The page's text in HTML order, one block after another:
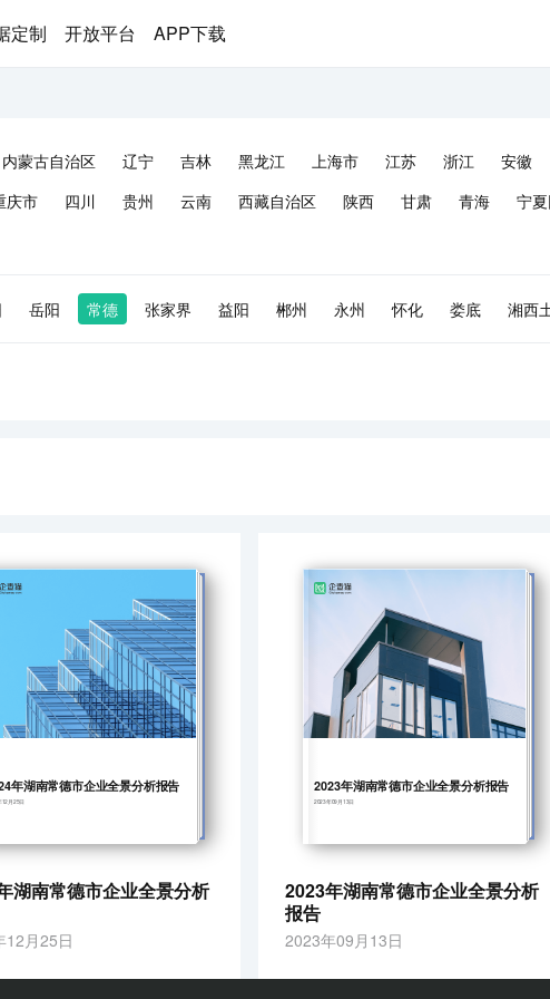
定制 开放平台 APP下载
内蒙古自治区 辽宁 吉林 黑龙江 上海市 江苏 浙江 安徽
庆市 四川 贵州 云南 西藏自治区 陕西 甘肃 青海 宁
岳阳 常德 张家界 益阳 郴州 永州 怀化 娄底 湘西
年湖南常德市企业全景分析报告
12月25日
湖南常德市企业全景分析
12月25日
2023年湖南常德市企业全景分析报告
2023年09月13日
2023年湖南常德市企业全景分析
报告
2023年09月13日